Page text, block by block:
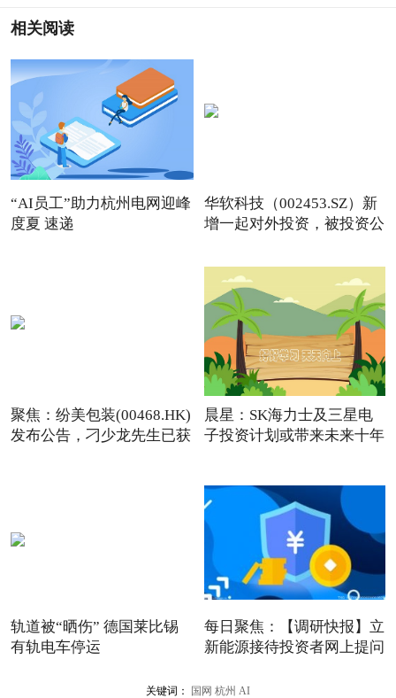
相关阅读
“AI员工”助力杭州电网迎峰
度夏 速递
华软科技（002453.SZ）新
增一起对外投资，被投资公
聚焦：纷美包装(00468.HK)
发布公告，刁少龙先生已获
晨星：SK海力士及三星电
子投资计划或带来未来十年
轨道被“晒伤” 德国莱比锡
有轨电车停运
每日聚焦：【调研快报】立
新能源接待投资者网上提问
关键词： 国网 杭州 AI